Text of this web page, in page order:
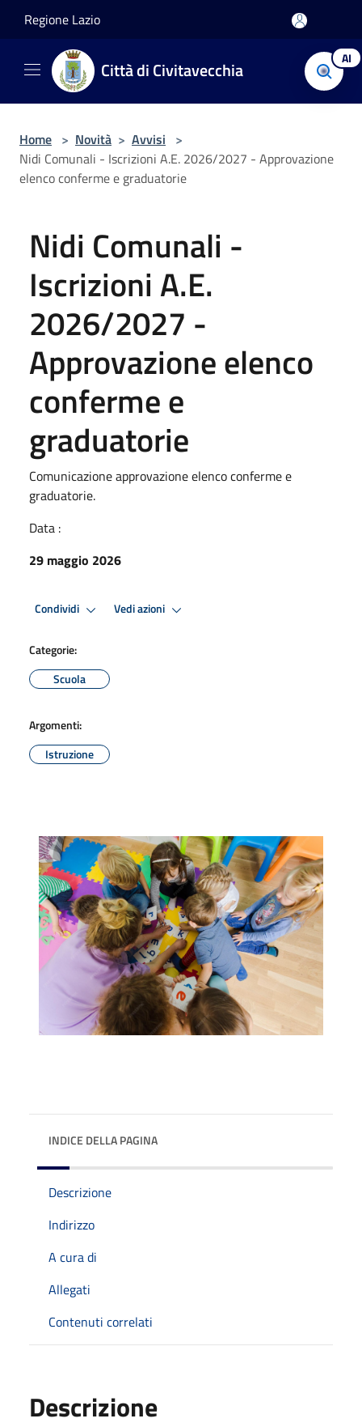
Regione Lazio
Città di Civitavecchia AI
Home > Novità > Avvisi >
Nidi Comunali - Iscrizioni A.E. 2026/2027 - Approvazione
elenco conferme e graduatorie
Nidi Comunali -
Iscrizioni A.E.
2026/2027 -
Approvazione elenco
conferme e
graduatorie
Comunicazione approvazione elenco conferme e
graduatorie.
Data :
29 maggio 2026
Condividi Vedi azioni
Categorie:
Scuola
Argomenti:
Istruzione
INDICE DELLA PAGINA
Descrizione
Indirizzo
A cura di
Allegati
Contenuti correlati
Descrizione